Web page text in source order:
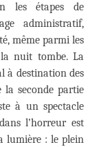
les étapes de
administratif,
même parmi les
la nuit tombe. La
à destination des
la seconde partie
à un spectacle
l’horreur est
lumière : le plein